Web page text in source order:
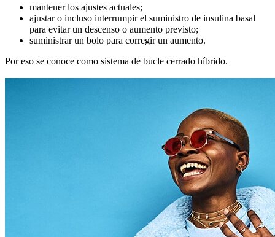
mantener los ajustes actuales;
ajustar o incluso interrumpir el suministro de insulina basal
para evitar un descenso o aumento previsto;
suministrar un bolo para corregir un aumento.
Por eso se conoce como sistema de bucle cerrado híbrido.